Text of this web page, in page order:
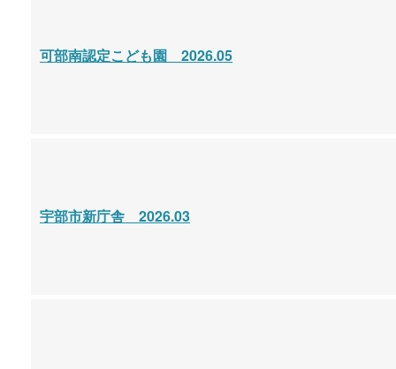
可部南認定こども園 2026.05
宇部市新庁舎 2026.03